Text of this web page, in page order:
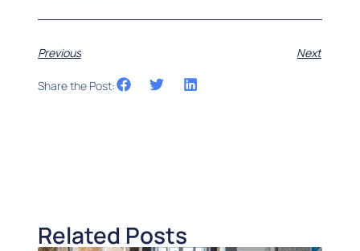
Previous Next
Share the Post:
Related Posts